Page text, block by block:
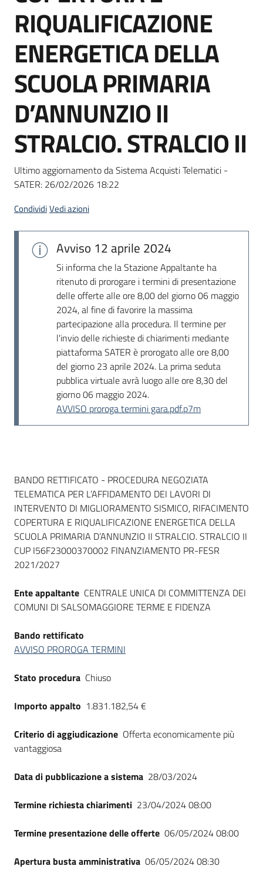
su
RIQUALIFICAZIONE
ENERGETICA DELLA
SCUOLA PRIMARIA
D’ANNUNZIO II
STRALCIO. STRALCIO II
Ultimo aggiornamento da Sistema Acquisti Telematici -
SATER: 26/02/2026 18:22
CondividiVedi azioni
Avviso 12 aprile 2024
Si informa che la Stazione Appaltante ha
ritenuto di prorogare i termini di presentazione
delle offerte alle ore 8,00 del giorno 06 maggio
2024, al fine di favorire la massima
partecipazione alla procedura. Il termine per
l'invio delle richieste di chiarimenti mediante
piattaforma SATER è prorogato alle ore 8,00
del giorno 23 aprile 2024. La prima seduta
pubblica virtuale avrà luogo alle ore 8,30 del
giorno 06 maggio 2024.
AVVISO proroga termini gara.pdf.p7m
Dati del bando
BANDO RETTIFICATO - PROCEDURA NEGOZIATA
TELEMATICA PER L’AFFIDAMENTO DEI LAVORI DI
INTERVENTO DI MIGLIORAMENTO SISMICO, RIFACIMENTO
COPERTURA E RIQUALIFICAZIONE ENERGETICA DELLA
SCUOLA PRIMARIA D’ANNUNZIO II STRALCIO. STRALCIO II
CUP I56F23000370002 FINANZIAMENTO PR-FESR
2021/2027
Ente appaltante CENTRALE UNICA DI COMMITTENZA DEI
COMUNI DI SALSOMAGGIORE TERME E FIDENZA
Bando rettificato
AVVISO PROROGA TERMINI
Stato procedura Chiuso
Importo appalto 1.831.182,54 €
Criterio di aggiudicazione Offerta economicamente più
vantaggiosa
Data di pubblicazione a sistema 28/03/2024
Termine richiesta chiarimenti 23/04/2024 08:00
Termine presentazione delle offerte 06/05/2024 08:00
Apertura busta amministrativa 06/05/2024 08:30